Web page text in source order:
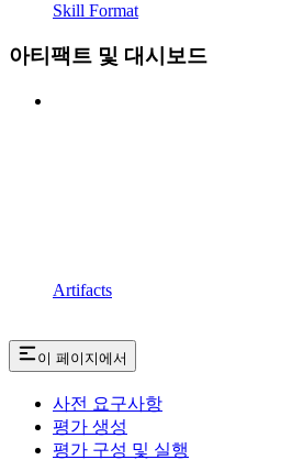
Skill Format
아티팩트 및 대시보드
Artifacts
이 페이지에서
사전 요구사항
평가 생성
평가 구성 및 실행